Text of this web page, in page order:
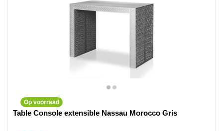
Op voorraad
Table Console extensible Nassau Morocco Gris